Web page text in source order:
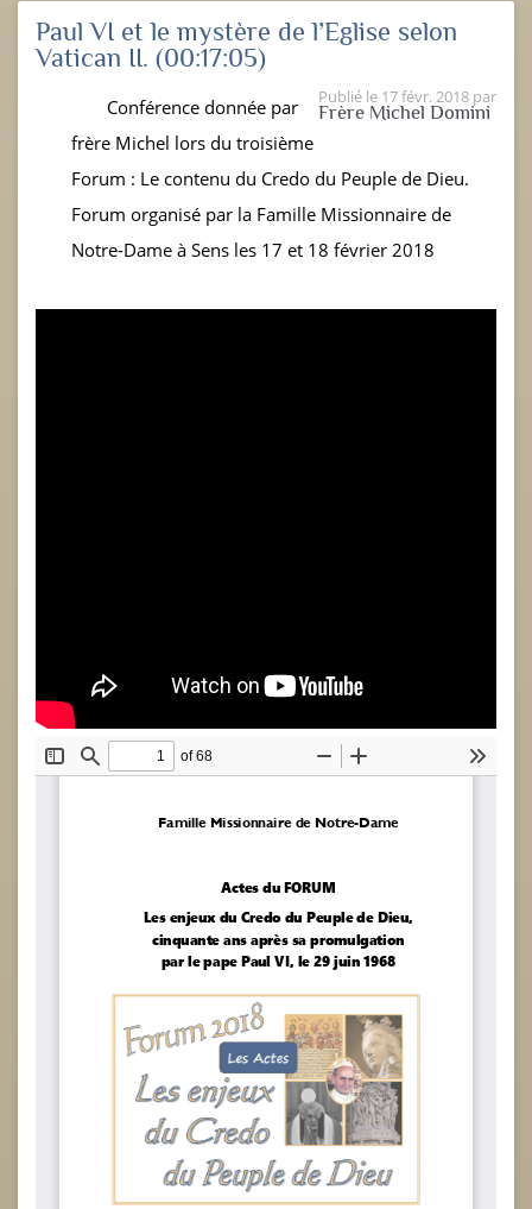
Paul VI et le mystère de l’Eglise selon
Vatican II. (00:17:05)
Publié le 17 févr. 2018 par
Frère Michel Domini
Conférence donnée par
frère Michel lors du troisième
Forum : Le contenu du Credo du Peuple de Dieu.
Forum organisé par la Famille Missionnaire de
Notre-Dame à Sens les 17 et 18 février 2018